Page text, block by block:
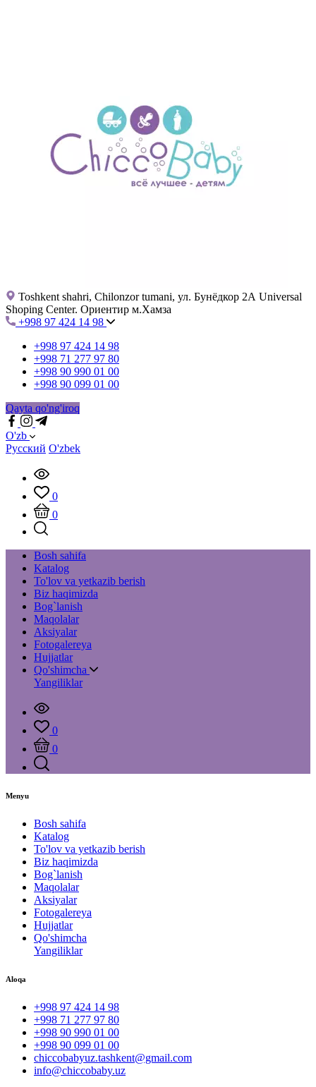
Toshkent shahri, Chilonzor tumani, ул. Бунёдкор 2А Universal
Shoping Center. Ориентир м.Хамза
+998 97 424 14 98
+998 97 424 14 98
+998 71 277 97 80
+998 90 990 01 00
+998 90 099 01 00
Qayta qo'ng'iroq
O'zb
Русский O'zbek
0
0
Bosh sahifa
Katalog
To'lov va yetkazib berish
Biz haqimizda
Bog`lanish
Maqolalar
Aksiyalar
Fotogalereya
Hujjatlar
Qo'shimcha
Yangiliklar
0
0
Menyu
Bosh sahifa
Katalog
To'lov va yetkazib berish
Biz haqimizda
Bog`lanish
Maqolalar
Aksiyalar
Fotogalereya
Hujjatlar
Qo'shimcha
Yangiliklar
Aloqa
+998 97 424 14 98
+998 71 277 97 80
+998 90 990 01 00
+998 90 099 01 00
chiccobabyuz.tashkent@gmail.com
info@chiccobaby.uz